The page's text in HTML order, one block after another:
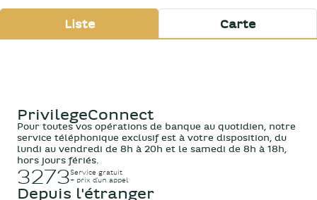
trouvés
Liste Carte
Ouvertde 09:00 à 19:00
15 RUE DU MARECHAL FOCH 64000 Pau
01 57 08 22 01
Informations Itinéraire
PrivilegeConnect
Pour toutes vos opérations de banque au quotidien, notre
service téléphonique exclusif est à votre disposition, du
lundi au vendredi de 8h à 20h et le samedi de 8h à 18h,
hors jours fériés.
3273Service gratuit
+ prix d’un appel
Depuis l'étranger